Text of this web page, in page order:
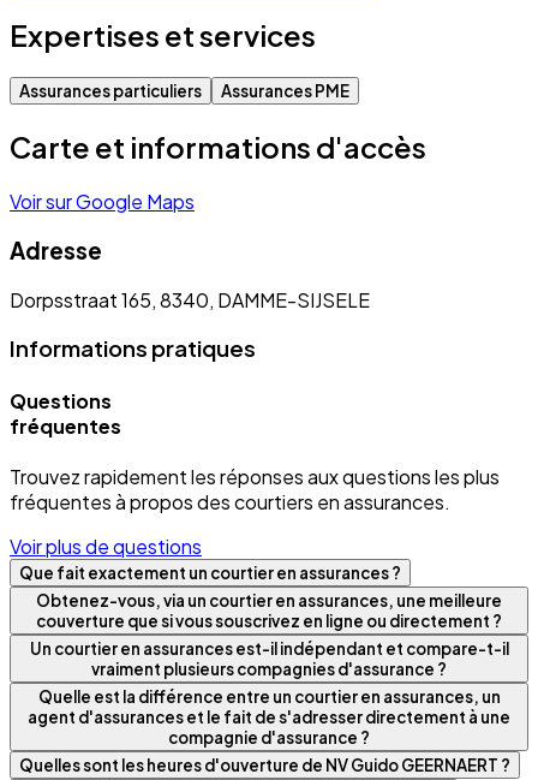
Expertises et services
Assurances particuliers Assurances PME
Carte et informations d'accès
Voir sur Google Maps
Adresse
Dorpsstraat 165, 8340, DAMME-SIJSELE
Informations pratiques
Questions
fréquentes
Trouvez rapidement les réponses aux questions les plus
fréquentes à propos des courtiers en assurances.
Voir plus de questions
Que fait exactement un courtier en assurances ?
Obtenez-vous, via un courtier en assurances, une meilleure
couverture que si vous souscrivez en ligne ou directement ?
Un courtier en assurances est-il indépendant et compare-t-il
vraiment plusieurs compagnies d'assurance ?
Quelle est la différence entre un courtier en assurances, un
agent d'assurances et le fait de s'adresser directement à une
compagnie d'assurance ?
Quelles sont les heures d'ouverture de NV Guido GEERNAERT ?